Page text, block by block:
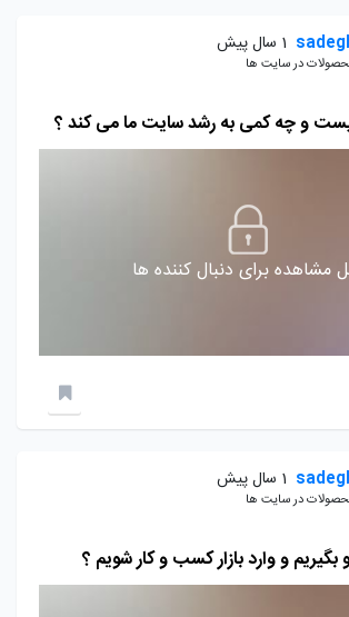
1 سال پیش
در سایت ها
و چه کمی به رشد سایت ما می کند ؟
مشاهده برای دنبال کننده ها
1 سال پیش
در سایت ها
و وارد بازار کسب و کار شویم ؟